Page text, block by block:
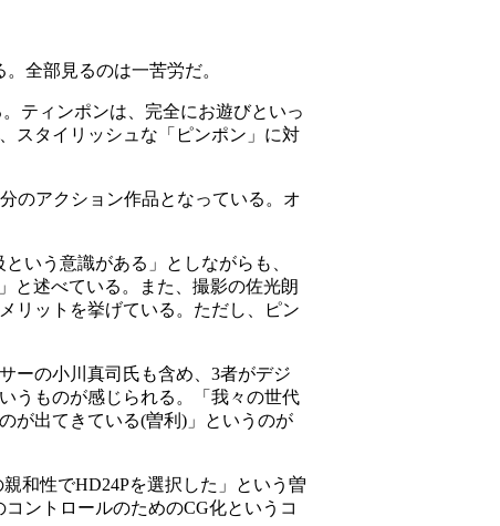
全部見るのは一苦労だ。
ティンポンは、完全にお遊びといっ
スタイリッシュな「ピンポン」に対
のアクション作品となっている。オ
いう意識がある」としながらも、
と述べている。また、撮影の佐光朗
リットを挙げている。ただし、ピン
ーの小川真司氏も含め、3者がデジ
うものが感じられる。「我々の世代
が出てきている(曽利)」というのが
和性でHD24Pを選択した」という曽
ントロールのためのCG化というコ